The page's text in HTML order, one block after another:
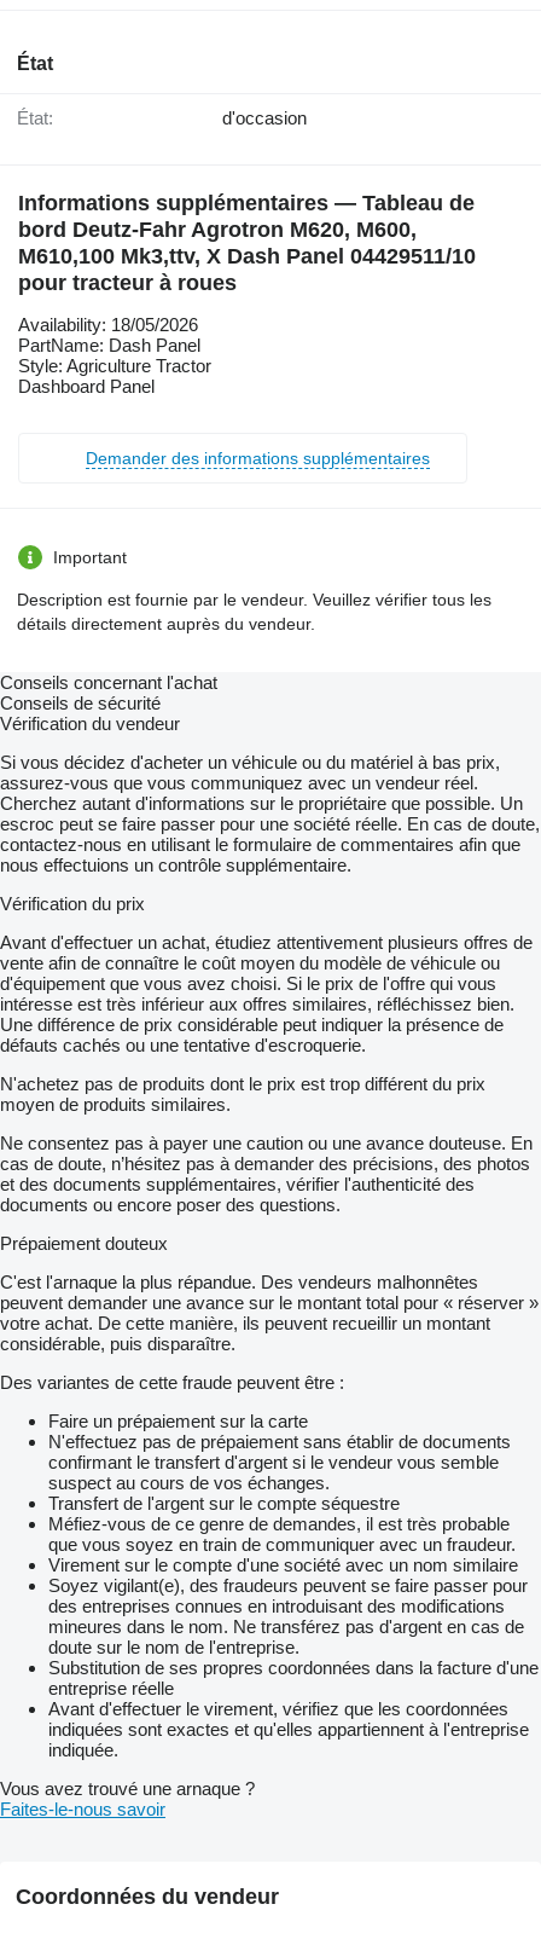
État
État: d'occasion
Informations supplémentaires — Tableau de
bord Deutz-Fahr Agrotron M620, M600,
M610,100 Mk3,ttv, X Dash Panel 04429511/10
pour tracteur à roues
Availability: 18/05/2026
PartName: Dash Panel
Style: Agriculture Tractor
Dashboard Panel
Demander des informations supplémentaires
Important
Description est fournie par le vendeur. Veuillez vérifier tous les
détails directement auprès du vendeur.
Conseils concernant l'achat
Conseils de sécurité
Vérification du vendeur
Si vous décidez d'acheter un véhicule ou du matériel à bas prix,
assurez-vous que vous communiquez avec un vendeur réel.
Cherchez autant d'informations sur le propriétaire que possible. Un
escroc peut se faire passer pour une société réelle. En cas de doute,
contactez-nous en utilisant le formulaire de commentaires afin que
nous effectuions un contrôle supplémentaire.
Vérification du prix
Avant d'effectuer un achat, étudiez attentivement plusieurs offres de
vente afin de connaître le coût moyen du modèle de véhicule ou
d'équipement que vous avez choisi. Si le prix de l'offre qui vous
intéresse est très inférieur aux offres similaires, réfléchissez bien.
Une différence de prix considérable peut indiquer la présence de
défauts cachés ou une tentative d'escroquerie.
N'achetez pas de produits dont le prix est trop différent du prix
moyen de produits similaires.
Ne consentez pas à payer une caution ou une avance douteuse. En
cas de doute, n’hésitez pas à demander des précisions, des photos
et des documents supplémentaires, vérifier l'authenticité des
documents ou encore poser des questions.
Prépaiement douteux
C'est l'arnaque la plus répandue. Des vendeurs malhonnêtes
peuvent demander une avance sur le montant total pour « réserver »
votre achat. De cette manière, ils peuvent recueillir un montant
considérable, puis disparaître.
Des variantes de cette fraude peuvent être :
Faire un prépaiement sur la carte
N'effectuez pas de prépaiement sans établir de documents
confirmant le transfert d'argent si le vendeur vous semble
suspect au cours de vos échanges.
Transfert de l'argent sur le compte séquestre
Méfiez-vous de ce genre de demandes, il est très probable
que vous soyez en train de communiquer avec un fraudeur.
Virement sur le compte d'une société avec un nom similaire
Soyez vigilant(e), des fraudeurs peuvent se faire passer pour
des entreprises connues en introduisant des modifications
mineures dans le nom. Ne transférez pas d'argent en cas de
doute sur le nom de l'entreprise.
Substitution de ses propres coordonnées dans la facture d'une
entreprise réelle
Avant d'effectuer le virement, vérifiez que les coordonnées
indiquées sont exactes et qu'elles appartiennent à l'entreprise
indiquée.
Vous avez trouvé une arnaque ?
Faites-le-nous savoir
Coordonnées du vendeur